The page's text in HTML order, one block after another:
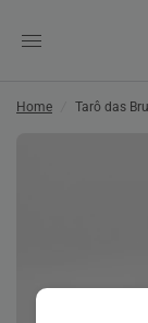
Home Tarô das